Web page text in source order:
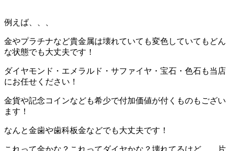
例えば、、、
金やプラチナなど貴金属は壊れていても変色していてもどん
な状態でも大丈夫です！
ダイヤモンド・エメラルド・サファイヤ・宝石・色石も当店
にお任せください！
金貨や記念コインなども希少で付加価値が付くものもござい
ます！
なんと金歯や歯科板金などでも大丈夫です！
これって金かな？これってダイヤかな？壊れてるけど、、片